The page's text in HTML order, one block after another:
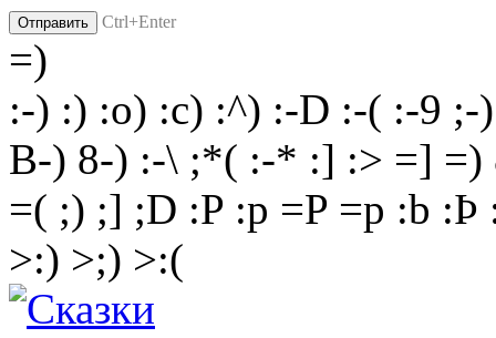
Ctrl+Enter
=)
:-) :) :o) :c) :^) :-D :-( :-9 ;-)
B-) 8-) :-\ ;*( :-* :] :> =] =)
=( ;) ;] ;D :P :p =P =p :b :Þ
>:) >;) >:(